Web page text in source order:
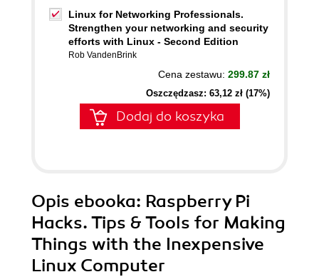
Linux for Networking Professionals.
Strengthen your networking and security
efforts with Linux - Second Edition
Rob VandenBrink
Cena zestawu: 299.87 zł
Oszczędzasz: 63,12 zł (17%)
Dodaj do koszyka
Opis ebooka: Raspberry Pi
Hacks. Tips & Tools for Making
Things with the Inexpensive
Linux Computer